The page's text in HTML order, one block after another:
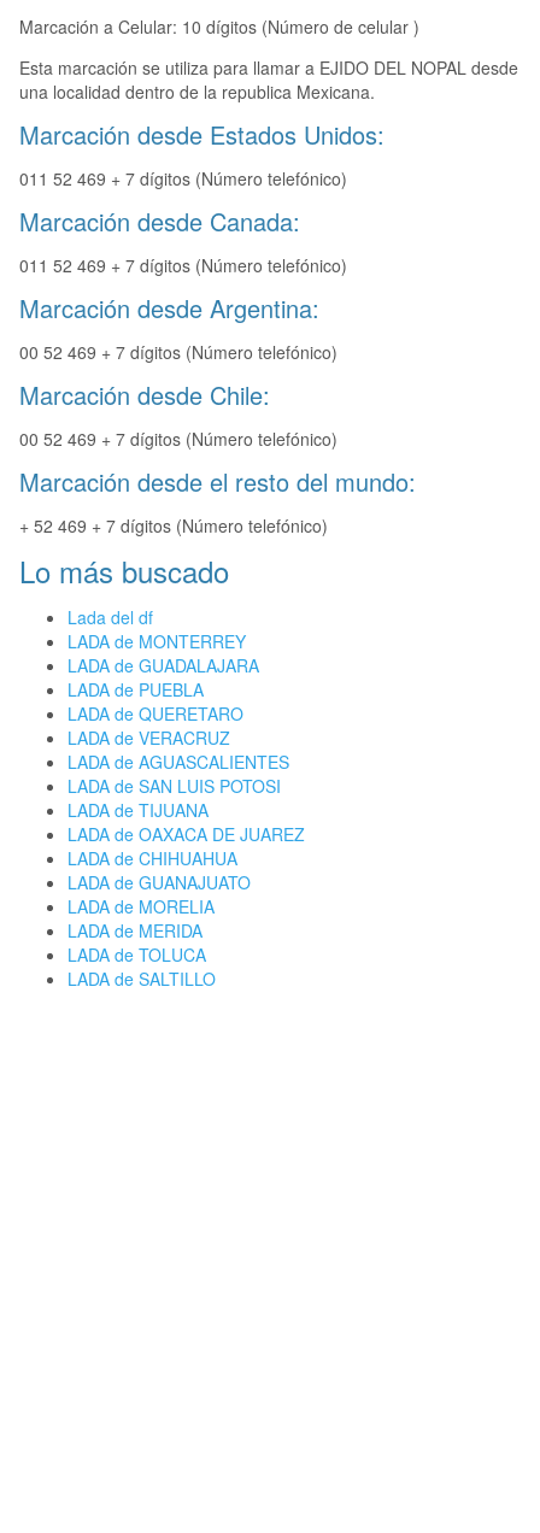
Marcación a Celular: 10 dígitos (Número de celular )
Esta marcación se utiliza para llamar a EJIDO DEL NOPAL desde
una localidad dentro de la republica Mexicana.
Marcación desde Estados Unidos:
011 52 469 + 7 dígitos (Número telefónico)
Marcación desde Canada:
011 52 469 + 7 dígitos (Número telefónico)
Marcación desde Argentina:
00 52 469 + 7 dígitos (Número telefónico)
Marcación desde Chile:
00 52 469 + 7 dígitos (Número telefónico)
Marcación desde el resto del mundo:
+ 52 469 + 7 dígitos (Número telefónico)
Lo más buscado
Lada del df
LADA de MONTERREY
LADA de GUADALAJARA
LADA de PUEBLA
LADA de QUERETARO
LADA de VERACRUZ
LADA de AGUASCALIENTES
LADA de SAN LUIS POTOSI
LADA de TIJUANA
LADA de OAXACA DE JUAREZ
LADA de CHIHUAHUA
LADA de GUANAJUATO
LADA de MORELIA
LADA de MERIDA
LADA de TOLUCA
LADA de SALTILLO